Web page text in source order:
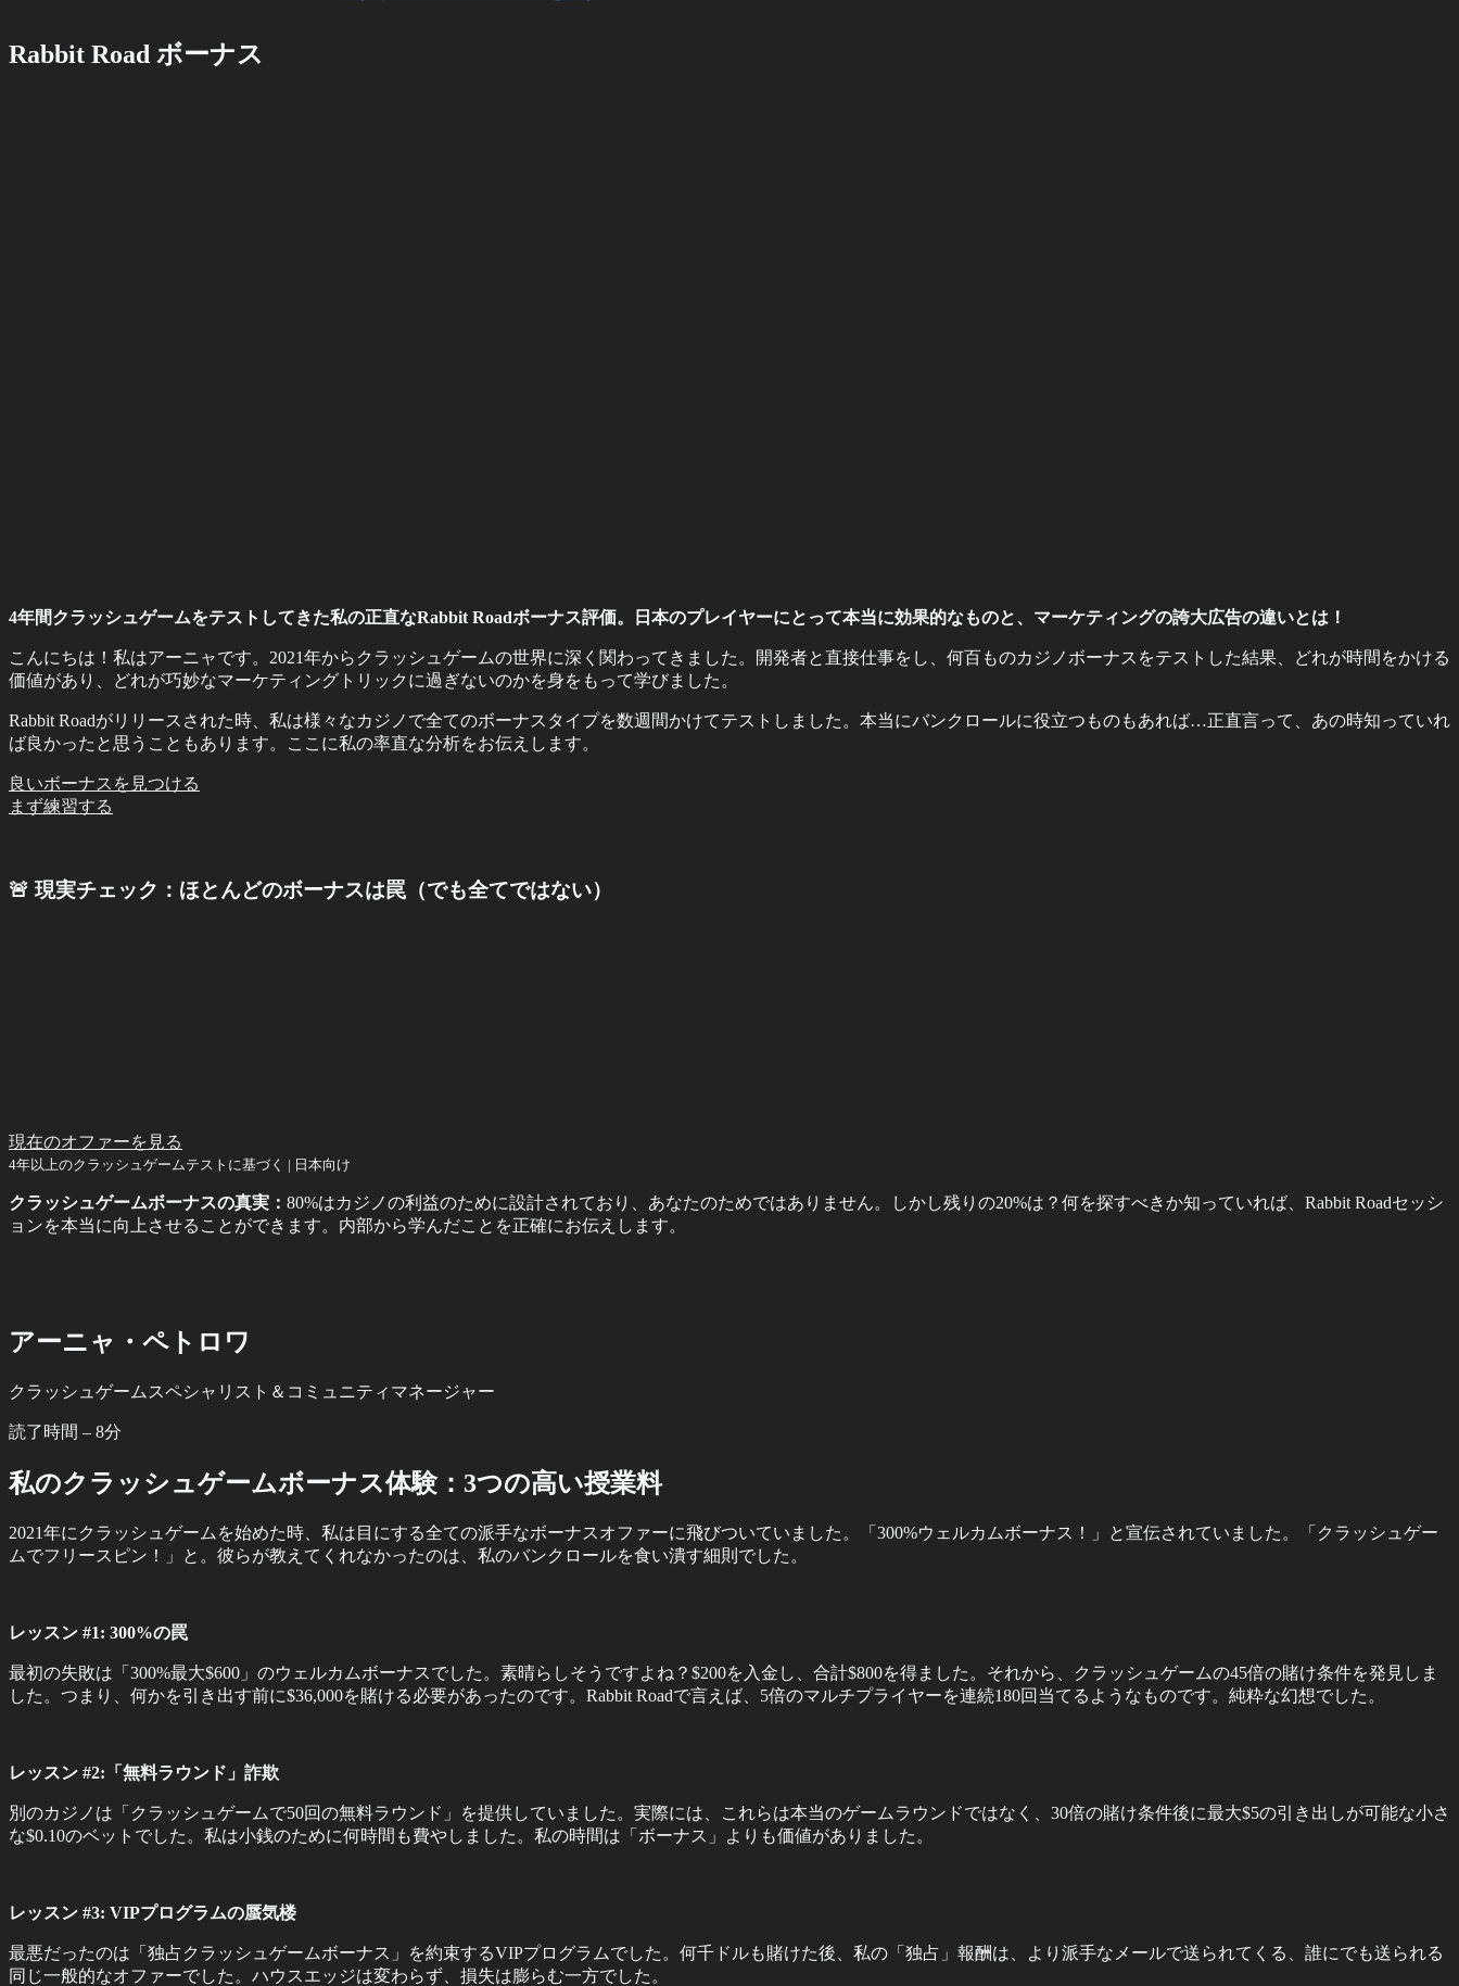
Rabbit Road ボーナス
4年間クラッシュゲームをテストしてきた私の正直なRabbit Roadボーナス評価。日本のプレイヤーにとって本当に効果的なものと、マーケティングの誇大広告の違いとは！
こんにちは！私はアーニャです。2021年からクラッシュゲームの世界に深く関わってきました。開発者と直接仕事をし、何百ものカジノボーナスをテストした結果、どれが時間をかける
価値があり、どれが巧妙なマーケティングトリックに過ぎないのかを身をもって学びました。
Rabbit Roadがリリースされた時、私は様々なカジノで全てのボーナスタイプを数週間かけてテストしました。本当にバンクロールに役立つものもあれば…正直言って、あの時知っていれ
ば良かったと思うこともあります。ここに私の率直な分析をお伝えします。
良いボーナスを見つける
まず練習する
🚨 現実チェック：ほとんどのボーナスは罠（でも全てではない）
現在のオファーを見る
4年以上のクラッシュゲームテストに基づく | 日本向け
クラッシュゲームボーナスの真実： 80%はカジノの利益のために設計されており、あなたのためではありません。しかし残りの20%は？何を探すべきか知っていれば、Rabbit Roadセッシ
ョンを本当に向上させることができます。内部から学んだことを正確にお伝えします。
アーニャ・ペトロワ
クラッシュゲームスペシャリスト＆コミュニティマネージャー
読了時間 – 8分
私のクラッシュゲームボーナス体験：3つの高い授業料
2021年にクラッシュゲームを始めた時、私は目にする全ての派手なボーナスオファーに飛びついていました。「300%ウェルカムボーナス！」と宣伝されていました。「クラッシュゲー
ムでフリースピン！」と。彼らが教えてくれなかったのは、私のバンクロールを食い潰す細則でした。
レッスン #1: 300%の罠
最初の失敗は「300%最大$600」のウェルカムボーナスでした。素晴らしそうですよね？$200を入金し、合計$800を得ました。それから、クラッシュゲームの45倍の賭け条件を発見しま
した。つまり、何かを引き出す前に$36,000を賭ける必要があったのです。Rabbit Roadで言えば、5倍のマルチプライヤーを連続180回当てるようなものです。純粋な幻想でした。
レッスン #2:「無料ラウンド」詐欺
別のカジノは「クラッシュゲームで50回の無料ラウンド」を提供していました。実際には、これらは本当のゲームラウンドではなく、30倍の賭け条件後に最大$5の引き出しが可能な小さ
な$0.10のベットでした。私は小銭のために何時間も費やしました。私の時間は「ボーナス」よりも価値がありました。
レッスン #3: VIPプログラムの蜃気楼
最悪だったのは「独占クラッシュゲームボーナス」を約束するVIPプログラムでした。何千ドルも賭けた後、私の「独占」報酬は、より派手なメールで送られてくる、誰にでも送られる
同じ一般的なオファーでした。ハウスエッジは変わらず、損失は膨らむ一方でした。